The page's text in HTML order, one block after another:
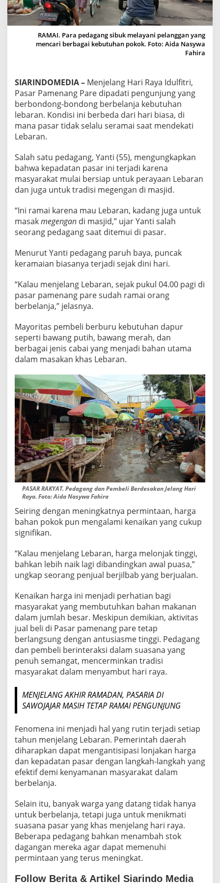
P
D
A
T
I
B
E
L
,
H
G
A
B
A
H
N
P
O
K
K
M
O
N
K
M
E
N
J
L
A
N
G
L
E
B
A
R
A
N
RAMAI. Para pedagang sibuk melayani pelanggan yang
mencari berbagai kebutuhan pokok. Foto: Aida Nasywa
Fahira
SIARINDOMEDIA – Menjelang Hari Raya Idulfitri,
Pasar Pamenang Pare dipadati pengunjung yang
berbondong-bondong berbelanja kebutuhan
lebaran. Kondisi ini berbeda dari hari biasa, di
mana pasar tidak selalu seramai saat mendekati
Lebaran.
Salah satu pedagang, Yanti (55), mengungkapkan
bahwa kepadatan pasar ini terjadi karena
masyarakat mulai bersiap untuk perayaan Lebaran
dan juga untuk tradisi megengan di masjid.
“Ini ramai karena mau Lebaran, kadang juga untuk
masakmegengan di masjid,” ujar Yanti salah
seorang pedagang saat ditemui di pasar.
Menurut Yanti pedagang paruh baya, puncak
keramaian biasanya terjadi sejak dini hari.
“Kalau menjelang Lebaran, sejak pukul 04.00 pagi di
pasar pamenang pare sudah ramai orang
berbelanja,” jelasnya.
Mayoritas pembeli berburu kebutuhan dapur
seperti bawang putih, bawang merah, dan
berbagai jenis cabai yang menjadi bahan utama
dalam masakan khas Lebaran.
PASAR RAKYAT. Pedagang dan Pembeli Berdesakan Jelang Hari
Raya. Foto: Aida Nasywa Fahira
Seiring dengan meningkatnya permintaan, harga
bahan pokok pun mengalami kenaikan yang cukup
signifikan.
“Kalau menjelang Lebaran, harga melonjak tinggi,
bahkan lebih naik lagi dibandingkan awal puasa,”
ungkap seorang penjual berjilbab yang berjualan.
Kenaikan harga ini menjadi perhatian bagi
masyarakat yang membutuhkan bahan makanan
dalam jumlah besar. Meskipun demikian, aktivitas
jual beli di Pasar pamenang pare tetap
berlangsung dengan antusiasme tinggi. Pedagang
dan pembeli berinteraksi dalam suasana yang
penuh semangat, mencerminkan tradisi
masyarakat dalam menyambut hari raya.
MENJELANG AKHIR RAMADAN, PASARIA DI
SAWOJAJAR MASIH TETAP RAMAI PENGUNJUNG
Fenomena ini menjadi hal yang rutin terjadi setiap
tahun menjelang Lebaran. Pemerintah daerah
diharapkan dapat mengantisipasi lonjakan harga
dan kepadatan pasar dengan langkah-langkah yang
efektif demi kenyamanan masyarakat dalam
berbelanja.
Selain itu, banyak warga yang datang tidak hanya
untuk berbelanja, tetapi juga untuk menikmati
suasana pasar yang khas menjelang hari raya.
Beberapa pedagang bahkan menambah stok
dagangan mereka agar dapat memenuhi
permintaan yang terus meningkat.
Follow Berita & Artikel Siarindo Media